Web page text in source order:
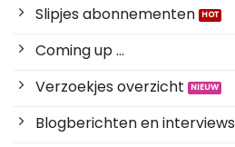
Slipjes abonnementen
Coming up ...
Verzoekjes overzicht
Blogberichten en interviews